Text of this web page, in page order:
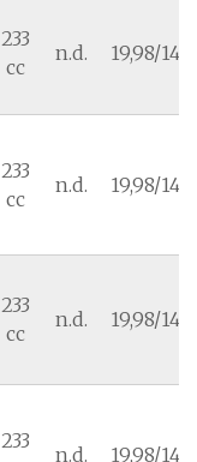
233
cc
n.d. 19,98/
233
cc
n.d. 19,98/
233
cc
n.d. 19,98/
233
n.d. 19,98/